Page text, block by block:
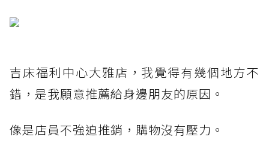
吉床福利中心大雅店，我覺得有幾個地方不
錯，是我願意推薦給身邊朋友的原因。
像是店員不強迫推銷，購物沒有壓力。